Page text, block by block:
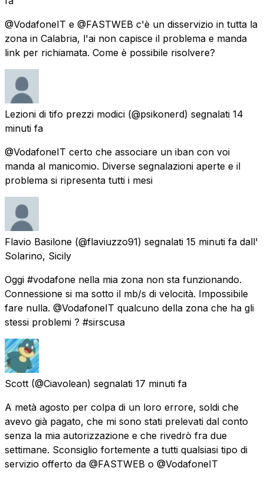
@VodafoneIT e @FASTWEB c'è un disservizio in tutta la
zona in Calabria, l'ai non capisce il problema e manda
link per richiamata. Come è possibile risolvere?
Lezioni di tifo prezzi modici (@psikonerd) segnalati 14
minuti fa
@VodafoneIT certo che associare un iban con voi
manda al manicomio. Diverse segnalazioni aperte e il
problema si ripresenta tutti i mesi
Flavio Basilone (@flaviuzzo91) segnalati 15 minuti fa dall'
Solarino, Sicily
Oggi #vodafone nella mia zona non sta funzionando.
Connessione si ma sotto il mb/s di velocità. Impossibile
fare nulla. @VodafoneIT qualcuno della zona che ha gli
stessi problemi ? #sirscusa
Scott (@Ciavolean) segnalati 17 minuti fa
A metà agosto per colpa di un loro errore, soldi che
avevo già pagato, che mi sono stati prelevati dal conto
senza la mia autorizzazione e che rivedrò fra due
settimane. Sconsiglio fortemente a tutti qualsiasi tipo di
servizio offerto da @FASTWEB o @VodafoneIT